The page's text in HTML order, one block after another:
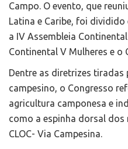
Campo. O evento, que
Latina e Caribe, foi
a IV Assembleia
Continental V Mulheres e o
Dentre as diretrizes tiradas
campesino, o Congresso
agricultura camponesa e
como a espinha dorsal
CLOC- Via Campesina.